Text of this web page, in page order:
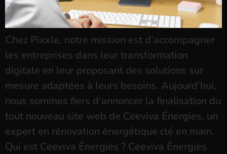
Chez Pixxle, notre mission est d’accompagner
les entreprises dans leur transformation
digitale en leur proposant des solutions sur
mesure adaptées à leurs besoins. Aujourd’hui,
nous sommes fiers d’annoncer la finalisation du
tout nouveau site web de Ceeviva Énergies, un
expert en rénovation énergétique clé en main.
Qui est Ceeviva Énergies ? Ceeviva Énergies